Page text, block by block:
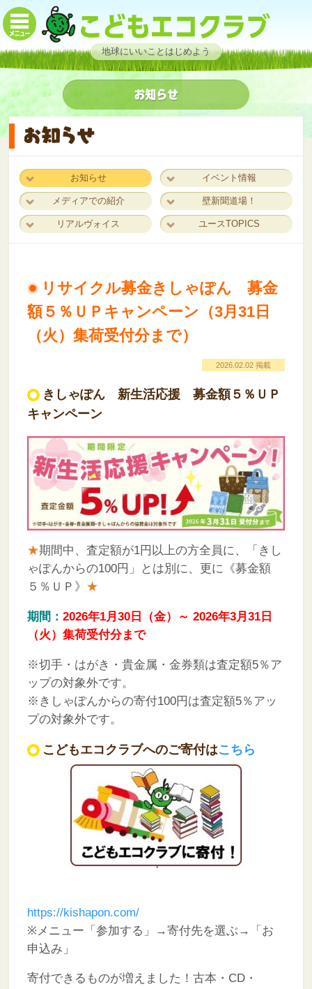
地球にいいことはじめよう
お知らせ イベント情報
メディアでの紹介 壁新聞道場！
リアルヴォイス ユースTOPICS
リサイクル募金きしゃぽん 募金
額５％ＵＰキャンペーン（3月31日
（火）集荷受付分まで）
2026.02.02 掲載
きしゃぽん 新生活応援 募金額５％ＵＰ
キャンペーン
★期間中、査定額が1円以上の方全員に、「きし
ゃぽんからの100円」とは別に、更に《募金額
５％ＵＰ》 ★
期間： 2026年1月30日（金）～ 2026年3月31日
（火）集荷受付分まで
※切手・はがき・貴金属・金券類は査定額5％ア
ップの対象外です。
※きしゃぽんからの寄付100円は査定額5％アッ
プの対象外です。
こどもエコクラブへのご寄付はこちら
https://kishapon.com/
※メニュー「参加する」→寄付先を選ぶ→「お
申込み」
寄付できるものが増えました！古本・CD・